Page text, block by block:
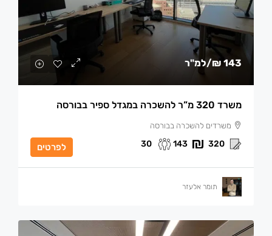
143 ₪ /למ"ר
משרד 320 מ”ר להשכרה במגדל ספיר בבורסה
משרדים להשכרה בבורסה
320
143
30 לפרטים
תומר אלעזר